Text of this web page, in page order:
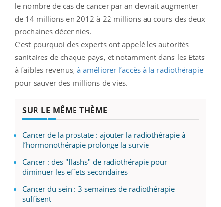
le nombre de cas de cancer par an devrait augmenter
de 14 millions en 2012 à 22 millions au cours des deux
prochaines décennies.
C’est pourquoi des experts ont appelé les autorités
sanitaires de chaque pays, et notamment dans les Etats
à faibles revenus, à améliorer l’accès à la radiothérapie
pour sauver des millions de vies.
SUR LE MÊME THÈME
Cancer de la prostate : ajouter la radiothérapie à
l’hormonothérapie prolonge la survie
Cancer : des "flashs" de radiothérapie pour
diminuer les effets secondaires
Cancer du sein : 3 semaines de radiothérapie
suffisent